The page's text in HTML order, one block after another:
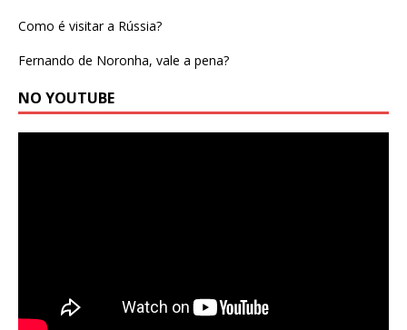
Como é visitar a Rússia?
Fernando de Noronha, vale a pena?
NO YOUTUBE